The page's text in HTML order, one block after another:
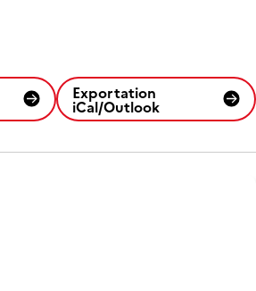
Exportation
iCal/Outlook